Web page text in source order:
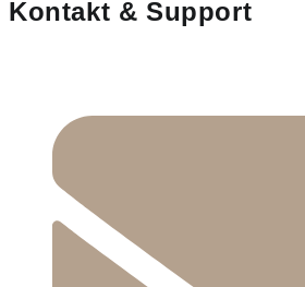
Kontakt & Support